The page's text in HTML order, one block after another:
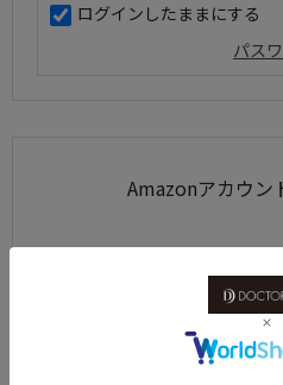
ログインしたままにする
パス
Amazonアカウン
Amazonアカウントを利用し
AmazonのID、パスワードで、